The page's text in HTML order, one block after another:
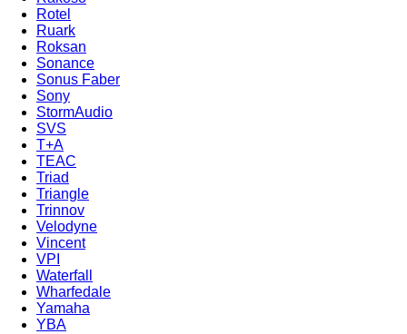
Rotel
Ruark
Roksan
Sonance
Sonus Faber
Sony
StormAudio
SVS
T+A
TEAC
Triad
Triangle
Trinnov
Velodyne
Vincent
VPI
Waterfall
Wharfedale
Yamaha
YBA